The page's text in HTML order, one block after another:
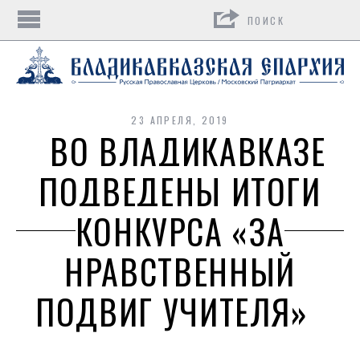
23 АПРЕЛЯ, 2019
ВО ВЛАДИКАВКАЗЕ
ПОДВЕДЕНЫ ИТОГИ
КОНКУРСА «ЗА
НРАВСТВЕННЫЙ
ПОДВИГ УЧИТЕЛЯ»